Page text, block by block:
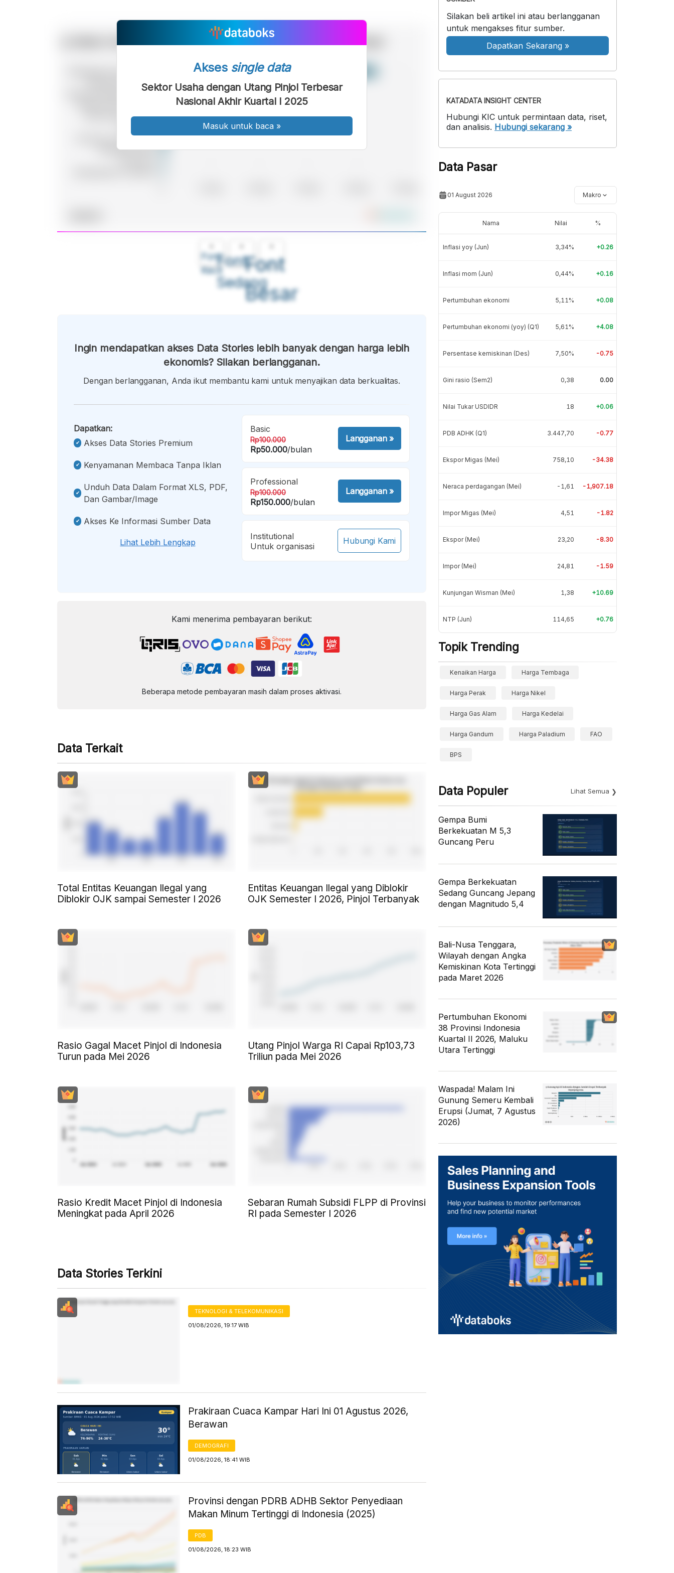
Font
Kecil
Font
Sedang
Font
Besar
Akses single data
Sektor Usaha dengan Utang Pinjol Terbesar
Nasional Akhir Kuartal I 2025
Masuk untuk baca »
Ingin mendapatkan akses Data Stories lebih banyak dengan harga lebih
ekonomis? Silakan berlangganan.
Dengan berlangganan, Anda ikut membantu kami untuk menyajikan data berkualitas.
Dapatkan:
Akses Data Stories Premium
Kenyamanan Membaca Tanpa Iklan
Unduh Data Dalam Format XLS, PDF,
Dan Gambar/image
Akses Ke Informasi Sumber Data
Lihat Lebih Lengkap
Basic
Rp100.000
Rp50.000/bulan
Langganan»
Professional
Rp100.000
Rp150.000/bulan
Langganan»
Institutional
Untuk organisasi
Hubungi Kami
Kami menerima pembayaran berikut:
Beberapa metode pembayaran masih dalam proses aktivasi.
Data Terkait
Total Entitas Keuangan Ilegal yang
Diblokir OJK sampai Semester I 2026
Entitas Keuangan Ilegal yang Diblokir
OJK Semester I 2026, Pinjol Terbanyak
Rasio Gagal Macet Pinjol di Indonesia
Turun pada Mei 2026
Utang Pinjol Warga RI Capai Rp103,73
Triliun pada Mei 2026
Rasio Kredit Macet Pinjol di Indonesia
Meningkat pada April 2026
Sebaran Rumah Subsidi FLPP di Provinsi
RI pada Semester I 2026
Data Stories Terkini
TEKNOLOGI & TELEKOMUNIKASI
01/08/2026, 19:17 WIB
Prakiraan Cuaca Kampar Hari Ini 01 Agustus 2026,
Berawan
DEMOGRAFI
01/08/2026, 18:41 WIB
Provinsi dengan PDRB ADHB Sektor Penyediaan
Makan Minum Tertinggi di Indonesia (2025)
PDB
01/08/2026, 18:23 WIB
Silakan beli artikel ini atau berlangganan
untuk mengakses fitur sumber.
Dapatkan Sekarang »
KATADATA INSIGHT CENTER
Hubungi KIC untuk permintaan data, riset,
dan analisis. Hubungi sekarang »
Data Pasar
01 August 2026 Makro
Nama Nilai %
Inflasi yoy (Jun) 3,34% +0.26
Inflasi mom (Jun) 0,44% +0.16
Pertumbuhan ekonomi 5,11% +0.08
Pertumbuhan ekonomi (yoy) (Q1) 5,61% +4.08
Persentase kemiskinan (Des) 7,50% -0.75
Gini rasio (Sem2) 0,38 0.00
Nilai Tukar USDIDR 18 +0.06
PDB ADHK (Q1) 3.447,70 -0.77
Ekspor Migas (Mei) 758,10 -34.38
Neraca perdagangan (Mei) -1,61 -1,907.18
Impor Migas (Mei) 4,51 -1.82
Ekspor (Mei) 23,20 -8.30
Impor (Mei) 24,81 -1.59
Kunjungan Wisman (Mei) 1,38 +10.69
NTP (Jun) 114,65 +0.76
Topik Trending
Kenaikan Harga Harga Tembaga
Harga Perak Harga Nikel
Harga Gas Alam Harga Kedelai
Harga Gandum Harga Paladium FAO
BPS
Data Populer Lihat Semua
Gempa Bumi
Berkekuatan M 5,3
Guncang Peru
Gempa Berkekuatan
Sedang Guncang Jepang
dengan Magnitudo 5,4
Bali-Nusa Tenggara,
Wilayah dengan Angka
Kemiskinan Kota Tertinggi
pada Maret 2026
Pertumbuhan Ekonomi
38 Provinsi Indonesia
Kuartal II 2026, Maluku
Utara Tertinggi
Waspada! Malam Ini
Gunung Semeru Kembali
Erupsi (Jumat, 7 Agustus
2026)